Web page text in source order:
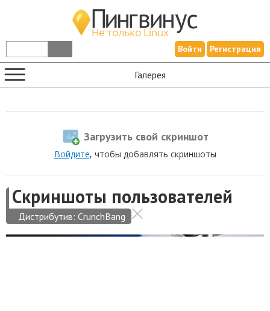
Войти Регистрация
Галерея
Загрузить свой скриншот
Войдите, чтобы добавлять скриншоты
Скриншоты пользователей
Дистрибутив: CrunchBang